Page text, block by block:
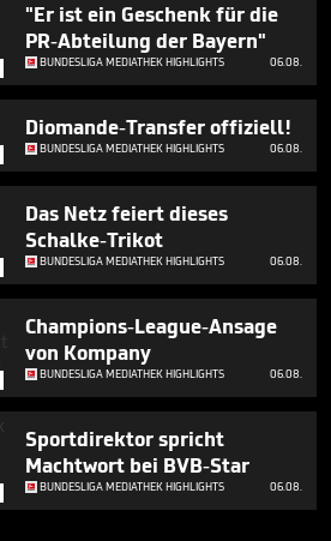
"Er ist ein Geschenk für die
PR-Abteilung der Bayern"
BUNDESLIGA MEDIATHEK HIGHLIGHTS 06.08.
Diomande-Transfer offiziell!
BUNDESLIGA MEDIATHEK HIGHLIGHTS 06.08.
Das Netz feiert dieses
Schalke-Trikot
BUNDESLIGA MEDIATHEK HIGHLIGHTS 06.08.
Champions-League-Ansage
von Kompany
BUNDESLIGA MEDIATHEK HIGHLIGHTS 06.08.
Sportdirektor spricht
Machtwort bei BVB-Star
BUNDESLIGA MEDIATHEK HIGHLIGHTS 06.08.